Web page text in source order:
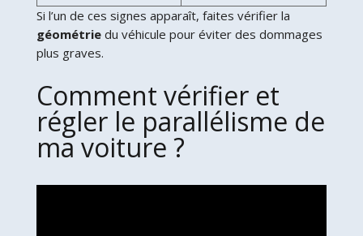
Si l’un de ces signes apparaît, faites vérifier la
géométriedu véhicule pour éviter des dommages
plus graves.
Comment vérifier et
régler le parallélisme de
ma voiture ?